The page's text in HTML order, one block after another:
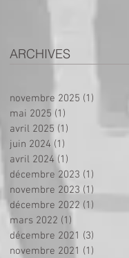
ARCHIVES
novembre 2025 (1)
mai 2025 (1)
avril 2025 (1)
juin 2024 (1)
avril 2024 (1)
décembre 2023 (1)
novembre 2023 (1)
décembre 2022 (1)
mars 2022 (1)
décembre 2021 (3)
novembre 2021 (1)